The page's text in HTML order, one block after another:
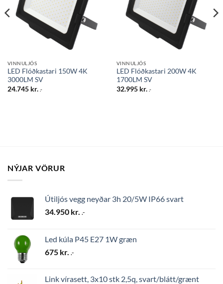
VINNULJÓS
LED Flóðkastari 150W 4K
3000LM SV
24.745 kr. .-
VINNULJÓS
LED Flóðkastari 200W 4K
1700LM SV
32.995 kr. .-
NÝJAR VÖRUR
Útiljós vegg neyðar 3h 20/5W IP66 svart
34.950 kr. .-
Led kúla P45 E27 1W græn
675 kr. .-
Link vírasett, 3x10 stk 2,5q, svart/blátt/grænt